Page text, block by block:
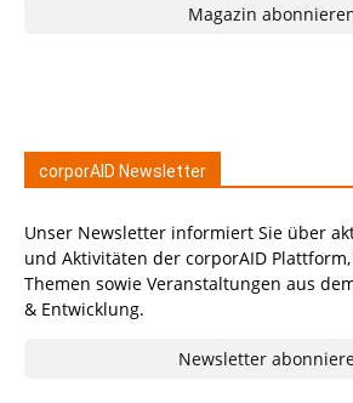
Magazin
corporAID Newsletter
Unser Newsletter informiert Sie über
und Aktivitäten der corporAID
Themen sowie Veranstaltungen aus
& Entwicklung.
Newsletter